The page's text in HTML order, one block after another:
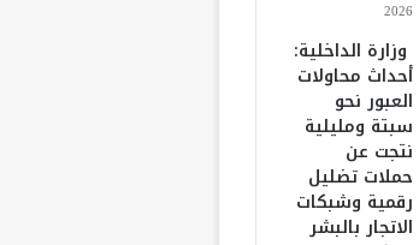
2026
وزارة الداخلية:
أحداث محاولات
العبور نحو
سبتة ومليلية
نتجت عن
حملات تضليل
رقمية وشبكات
الاتجار بالبشر